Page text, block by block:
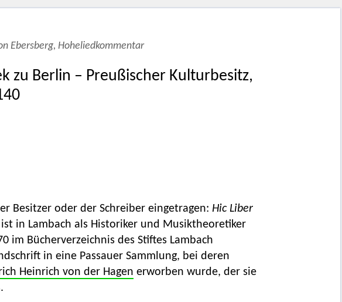
Ebersberg, Hoheliedkommentar
zu Berlin – Preußischer Kulturbesitz,
Besitzer oder der Schreiber eingetragen: Hic Liber
in Lambach als Historiker und Musiktheoretiker
im Bücherverzeichnis des Stiftes Lambach
in eine Passauer Sammlung, bei deren
Heinrich von der Hagen erworben wurde, der sie